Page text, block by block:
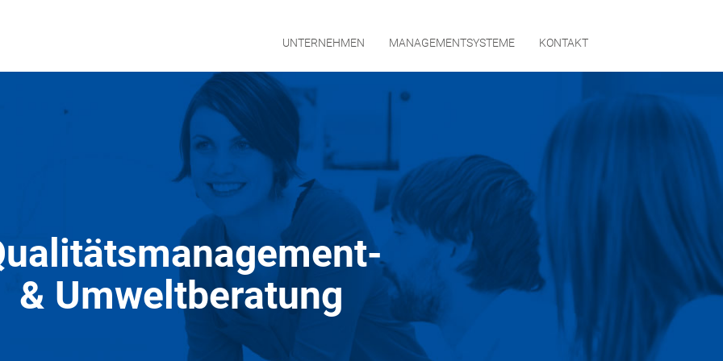
UNTERNEHMEN MANAGEMENTSYSTEME KONTAKT
& Umweltberatung
UNTERNEHMEN
MANAGEMENTSYSTEME